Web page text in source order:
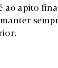
ao apito